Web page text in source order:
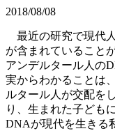
2018/08/08
最近の研究で現代
が含まれていること
アンデルタール人の
実からわかることは
ルタール人が交配を
り、生まれた子ども
DNAが現代を生きる